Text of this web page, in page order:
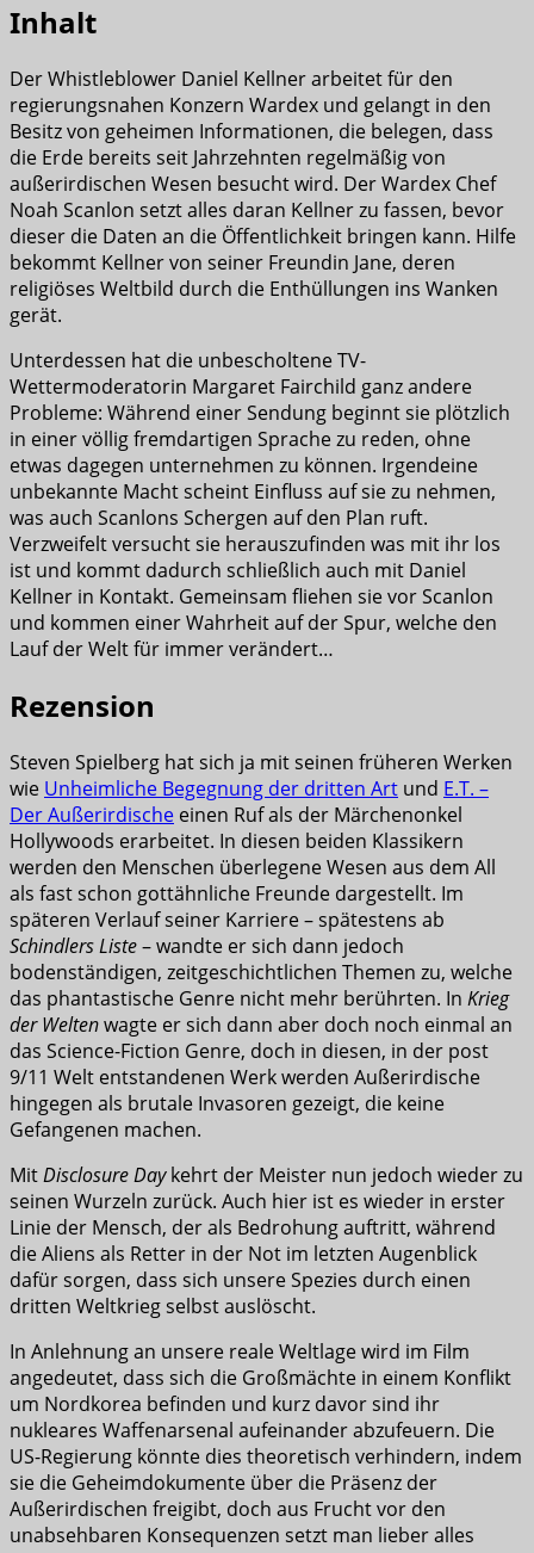
Inhalt
Der Whistleblower Daniel Kellner arbeitet für den
regierungsnahen Konzern Wardex und gelangt in den
Besitz von geheimen Informationen, die belegen, dass
die Erde bereits seit Jahrzehnten regelmäßig von
außerirdischen Wesen besucht wird. Der Wardex Chef
Noah Scanlon setzt alles daran Kellner zu fassen, bevor
dieser die Daten an die Öffentlichkeit bringen kann. Hilfe
bekommt Kellner von seiner Freundin Jane, deren
religiöses Weltbild durch die Enthüllungen ins Wanken
gerät.
Unterdessen hat die unbescholtene TV-
Wettermoderatorin Margaret Fairchild ganz andere
Probleme: Während einer Sendung beginnt sie plötzlich
in einer völlig fremdartigen Sprache zu reden, ohne
etwas dagegen unternehmen zu können. Irgendeine
unbekannte Macht scheint Einfluss auf sie zu nehmen,
was auch Scanlons Schergen auf den Plan ruft.
Verzweifelt versucht sie herauszufinden was mit ihr los
ist und kommt dadurch schließlich auch mit Daniel
Kellner in Kontakt. Gemeinsam fliehen sie vor Scanlon
und kommen einer Wahrheit auf der Spur, welche den
Lauf der Welt für immer verändert…
Rezension
Steven Spielberg hat sich ja mit seinen früheren Werken
wie Unheimliche Begegnung der dritten Art und E.T. –
Der Außerirdische einen Ruf als der Märchenonkel
Hollywoods erarbeitet. In diesen beiden Klassikern
werden den Menschen überlegene Wesen aus dem All
als fast schon gottähnliche Freunde dargestellt. Im
späteren Verlauf seiner Karriere – spätestens ab
Schindlers Liste– wandte er sich dann jedoch
bodenständigen, zeitgeschichtlichen Themen zu, welche
das phantastische Genre nicht mehr berührten. In Krieg
der Weltenwagte er sich dann aber doch noch einmal an
das Science-Fiction Genre, doch in diesen, in der post
9/11 Welt entstandenen Werk werden Außerirdische
hingegen als brutale Invasoren gezeigt, die keine
Gefangenen machen.
MitDisclosure Daykehrt der Meister nun jedoch wieder zu
seinen Wurzeln zurück. Auch hier ist es wieder in erster
Linie der Mensch, der als Bedrohung auftritt, während
die Aliens als Retter in der Not im letzten Augenblick
dafür sorgen, dass sich unsere Spezies durch einen
dritten Weltkrieg selbst auslöscht.
In Anlehnung an unsere reale Weltlage wird im Film
angedeutet, dass sich die Großmächte in einem Konflikt
um Nordkorea befinden und kurz davor sind ihr
nukleares Waffenarsenal aufeinander abzufeuern. Die
US-Regierung könnte dies theoretisch verhindern, indem
sie die Geheimdokumente über die Präsenz der
Außerirdischen freigibt, doch aus Frucht vor den
unabsehbaren Konsequenzen setzt man lieber alles